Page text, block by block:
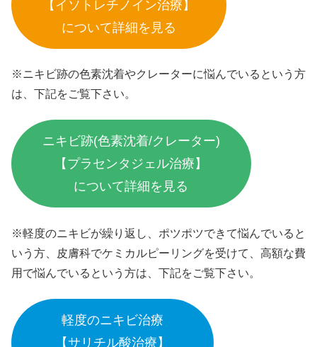
【イソトレチノイン治療】
について詳細を見る
※ニキビ跡の色素沈着やクレーターに悩んでいるという方
は、下記をご覧下さい。
ニキビ跡(色素沈着/クレーター)
【プラセンタジェル治療】
について詳細を見る
※軽度のニキビが繰り返し、ポツポツできて悩んでいると
いう方、皮膚科でケミカルピーリングを受けて、高額な費
用で悩んでいるという方は、下記をご覧下さい。
軽度のニキビ治療
【サリチル酸治療】